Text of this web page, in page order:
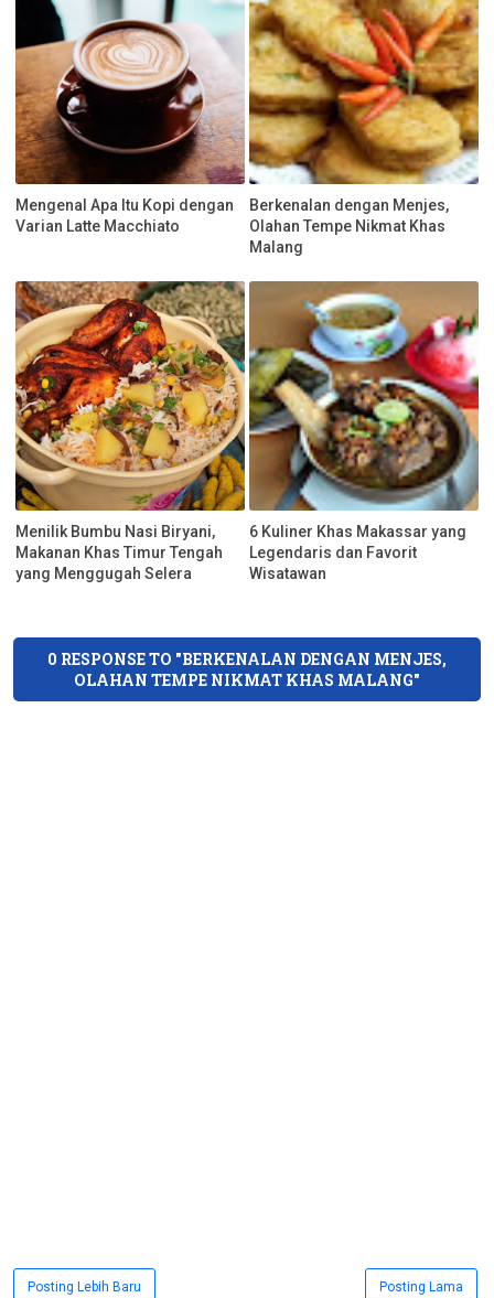
Mengenal Apa Itu Kopi dengan
Varian Latte Macchiato
Berkenalan dengan Menjes,
Olahan Tempe Nikmat Khas
Malang
Menilik Bumbu Nasi Biryani,
Makanan Khas Timur Tengah
yang Menggugah Selera
6 Kuliner Khas Makassar yang
Legendaris dan Favorit
Wisatawan
0 RESPONSE TO "BERKENALAN DENGAN MENJES,
OLAHAN TEMPE NIKMAT KHAS MALANG"
Posting Lebih Baru Posting Lama